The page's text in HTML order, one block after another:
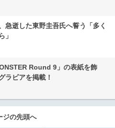
急逝した東野圭吾氏へ誓う「多く
」
Round 9」の表紙を飾
ラビアを掲載！
ジの先頭へ